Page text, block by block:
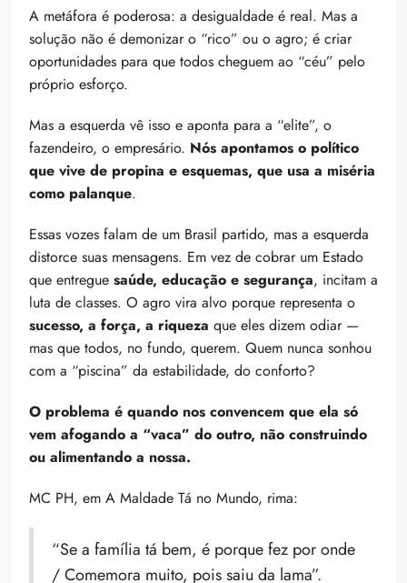
A metáfora é poderosa: a desigualdade é real. Mas a
solução não é demonizar o “rico” ou o agro; é criar
oportunidades para que todos cheguem ao “céu” pelo
próprio esforço.
Mas a esquerda vê isso e aponta para a “elite”, o
fazendeiro, o empresário. Nós apontamos o político
que vive de propina e esquemas, que usa a miséria
como palanque.
Essas vozes falam de um Brasil partido, mas a esquerda
distorce suas mensagens. Em vez de cobrar um Estado
que entregue saúde, educação e segurança, incitam a
luta de classes. O agro vira alvo porque representa o
sucesso, a força, a riqueza que eles dizem odiar —
mas que todos, no fundo, querem. Quem nunca sonhou
com a “piscina” da estabilidade, do conforto?
O problema é quando nos convencem que ela só
vem afogando a “vaca” do outro, não construindo
ou alimentando a nossa.
MC PH, em A Maldade Tá no Mundo, rima:
“Se a família tá bem, é porque fez por onde
/ Comemora muito, pois saiu da lama”.